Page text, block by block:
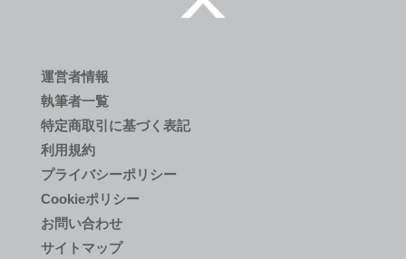
運営者情報
執筆者一覧
特定商取引に基づく表記
利用規約
プライバシーポリシー
Cookieポリシー
お問い合わせ
サイトマップ